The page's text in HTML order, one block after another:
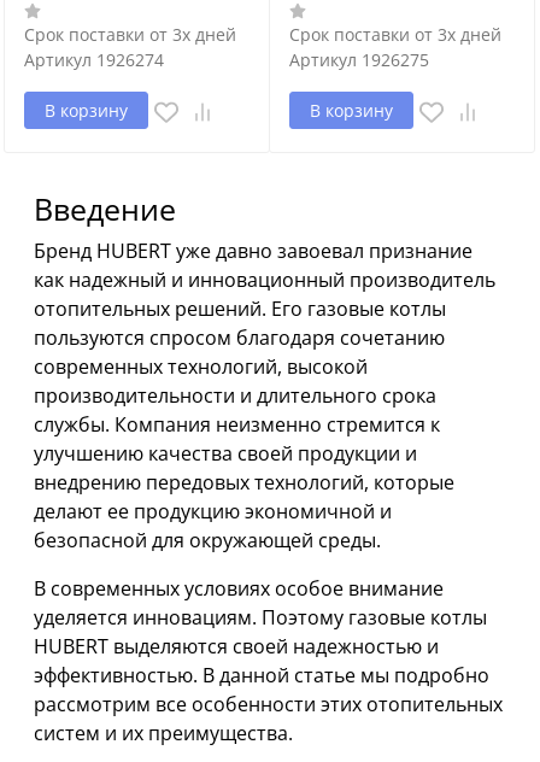
Срок поставки от 3х дней
Артикул 1926274
В корзину
Срок поставки от 3х дней
Артикул 1926275
В корзину
Введение
Бренд HUBERT уже давно завоевал признание
как надежный и инновационный производитель
отопительных решений. Его газовые котлы
пользуются спросом благодаря сочетанию
современных технологий, высокой
производительности и длительного срока
службы. Компания неизменно стремится к
улучшению качества своей продукции и
внедрению передовых технологий, которые
делают ее продукцию экономичной и
безопасной для окружающей среды.
В современных условиях особое внимание
уделяется инновациям. Поэтому газовые котлы
HUBERT выделяются своей надежностью и
эффективностью. В данной статье мы подробно
рассмотрим все особенности этих отопительных
систем и их преимущества.